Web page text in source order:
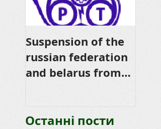
Suspension of the
russian federation
and belarus from
Останні пости